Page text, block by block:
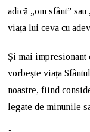
adică „om sfânt”
viața lui ceva cu
Și mai impresionant
vorbește viața
noastre, fiind
legate de minunile